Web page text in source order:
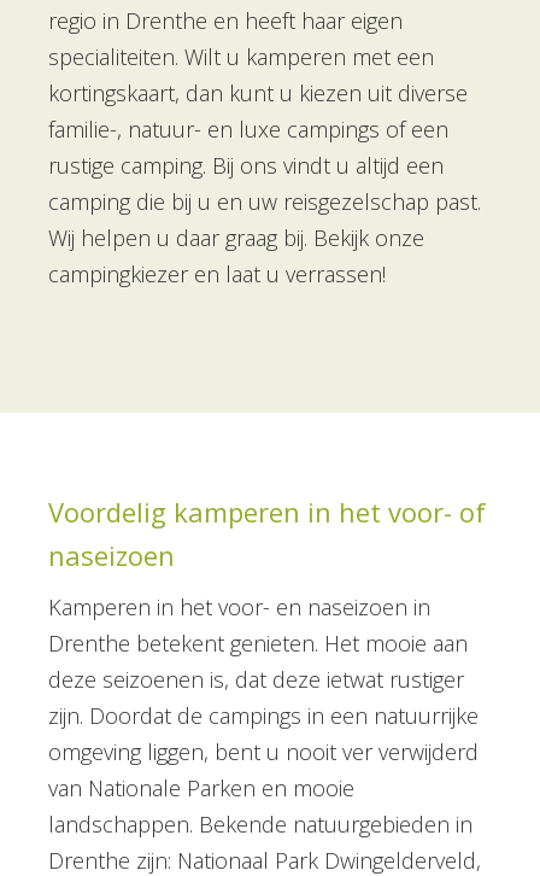
regio in Drenthe en heeft haar eigen
specialiteiten. Wilt u kamperen met een
kortingskaart, dan kunt u kiezen uit diverse
familie-, natuur- en luxe campings of een
rustige camping. Bij ons vindt u altijd een
camping die bij u en uw reisgezelschap past.
Wij helpen u daar graag bij. Bekijk onze
campingkiezer en laat u verrassen!
Voordelig kamperen in het voor- of
naseizoen
Kamperen in het voor- en naseizoen in
Drenthe betekent genieten. Het mooie aan
deze seizoenen is, dat deze ietwat rustiger
zijn. Doordat de campings in een natuurrijke
omgeving liggen, bent u nooit ver verwijderd
van Nationale Parken en mooie
landschappen. Bekende natuurgebieden in
Drenthe zijn: Nationaal Park Dwingelderveld,